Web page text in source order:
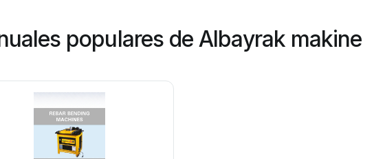
populares de Albayrak makine